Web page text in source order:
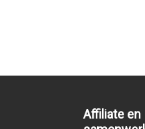
Affiliate en